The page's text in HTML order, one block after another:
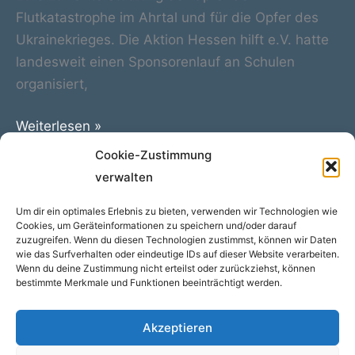
Cookie-Zustimmung
verwalten
Um dir ein optimales Erlebnis zu bieten, verwenden wir Technologien wie
Cookies, um Geräteinformationen zu speichern und/oder darauf
zuzugreifen. Wenn du diesen Technologien zustimmst, können wir Daten
wie das Surfverhalten oder eindeutige IDs auf dieser Website verarbeiten.
Wenn du deine Zustimmung nicht erteilst oder zurückziehst, können
bestimmte Merkmale und Funktionen beeinträchtigt werden.
Akzeptieren
Flutkatastrophe im Ahrtal und für die Opfer des
Ukrainekrieges. Die Aktion Hessen hilft e.V. hatte
landesweit einen Sponsorenlauf an Schulen
organisiert,
Spendenaufruf
Homburg
Weiterlesen »
←Zurück 1 2